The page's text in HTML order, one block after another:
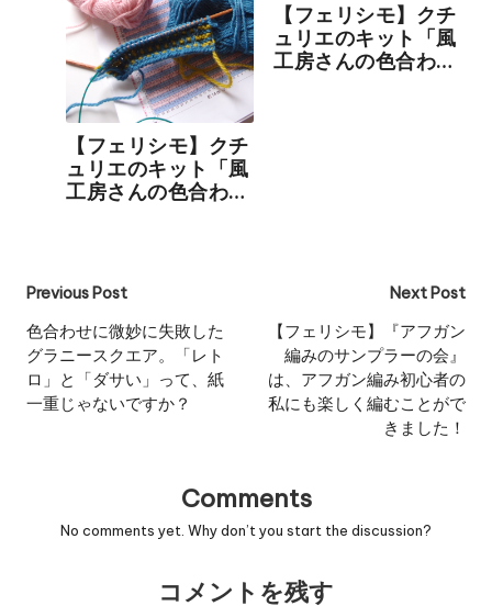
【フェリシモ】クチ
ュリエのキット「風
工房さんの色合わせ
【フェリシモ】クチ
ュリエのキット「風
工房さんの色合わせ
Post
navigation
Previous Post
色合わせに微妙に失敗した
グラニースクエア。「レト
ロ」と「ダサい」って、紙
一重じゃないですか？
Next Post
【フェリシモ】『アフガン
編みのサンプラーの会』
は、アフガン編み初心者の
私にも楽しく編むことがで
きました！
Comments
No comments yet. Why don’t you start the discussion?
コメントを残す